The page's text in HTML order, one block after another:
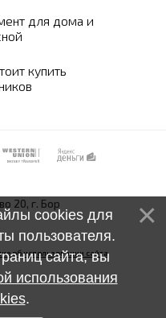
для дома и
купить
20, г. Бор
об использовании сайта
cookies для
пользователя.
сайта, вы
использования
.